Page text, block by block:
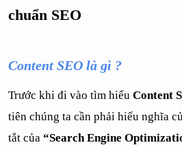
chuẩn SEO
Content SEO là gì ?
Trước khi đi vào tìm hiểu Content
tiên chúng ta cần phải hiểu nghĩa
tắt của “Search Engine